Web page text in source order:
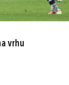
vrhu